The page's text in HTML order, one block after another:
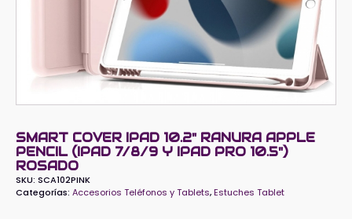
SMART COVER IPAD 10.2" RANURA APPLE
PENCIL (IPAD 7/8/9 Y IPAD PRO 10.5")
ROSADO
SKU: SCA102PINK
Categorías: Accesorios Teléfonos y Tablets, Estuches Tablet